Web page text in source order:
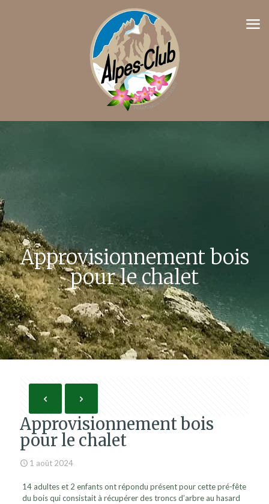
Approvisionnement bois
pour le chalet
Approvisionnement bois
pour le chalet
1 août 2024
14 adultes et 2 enfants ont répondu présent pour cette pré-fête
du bois qui consistait à récupérer des troncs d’arbre au hasard